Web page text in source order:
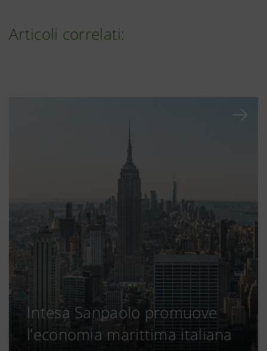
Articoli correlati:
Intesa Sanpaolo promuove
l’economia marittima italiana